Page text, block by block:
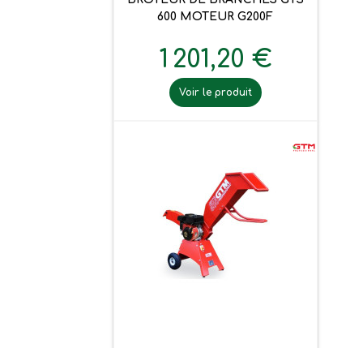
600 MOTEUR G200F
1 201,20 €
Voir le produit